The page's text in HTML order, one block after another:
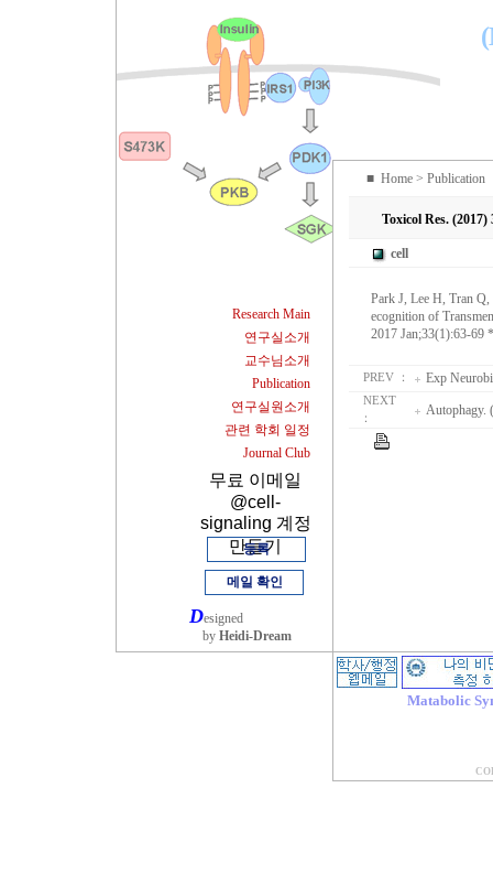
Research Main
연구실소개
교수님소개
Publication
연구실원소개
관련 학회 일정
Journal Club
무료 이메일
@cell-
signaling 계정
만들기
등록
메일 확인
Designed
by Heidi-Dream
■ Home > Publication
Toxicol Res.
cell
Park J, Lee H, Tran
ecognition of
2017 Jan;33(1):63-69
PREV ： Exp
NEXT
：
Autophagy.
Matabolic